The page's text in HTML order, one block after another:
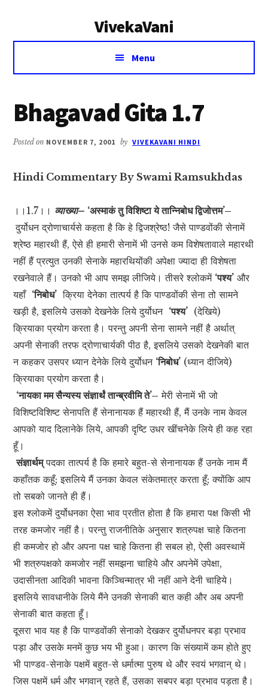
VivekaVani
Voice
Vivekananda
Menu
Bhagavad Gita 1.7
Posted on NOVEMBER 7, 2001 by VIVEKAVANI HINDI
Hindi Commentary By Swami Ramsukhdas
।।1.7।। व्याख्या– ‘अस्माकं तु विशिष्टा ये तान्निबोध द्विजोत्तम’–
दुर्योधन द्रोणाचार्यसे कहता है कि हे द्विजश्रेष्ठ! जैसे पाण्डवोंकी सेनामें
श्रेष्ठ महारथी हैं, ऐसे ही हमारी सेनामें भी उनसे कम विशेषतावाले महारथी
नहीं हैं प्रत्युत उनकी सेनाके महारथियोंकी अपेक्षा ज्यादा ही विशेषता
रखनेवाले हैं। उनको भी आप समझ लीजिये। तीसरे श्लोकमें ‘पश्य’ और
यहाँ ‘निबोध’ क्रिया देनेका तात्पर्य है कि पाण्डवोंकी सेना तो सामने
खड़ी है, इसलिये उसको देखनेके लिये दुर्योधन ‘पश्य’ (देखिये)
क्रियाका प्रयोग करता है। परन्तु अपनी सेना सामने नहीं है अर्थात्
अपनी सेनाकी तरफ द्रोणाचार्यकी पीठ है, इसलिये उसको देखनेकी बात
न कहकर उसपर ध्यान देनेके लिये दुर्योधन ‘निबोध’ (ध्यान दीजिये)
क्रियाका प्रयोग करता है।
‘नायका मम सैन्यस्य संज्ञार्थं तान्ब्रवीमि ते’– मेरी सेनामें भी जो
विशिष्टविशिष्ट सेनापति हैं सेनानायक हैं महारथी हैं, मैं उनके नाम केवल
आपको याद दिलानेके लिये, आपकी दृष्टि उधर खींचनेके लिये ही कह रहा
हूँ।
संज्ञार्थम्पदका तात्पर्य है कि हमारे बहुत-से सेनानायक हैं उनके नाम मैं
कहाँतक कहूँ; इसलिये मैं उनका केवल संकेतमात्र करता हूँ; क्योंकि आप
तो सबको जानते ही हैं।
इस श्लोकमें दुर्योधनका ऐसा भाव प्रतीत होता है कि हमारा पक्ष किसी भी
तरह कमजोर नहीं है। परन्तु राजनीतिके अनुसार शत्रुपक्ष चाहे कितना
ही कमजोर हो और अपना पक्ष चाहे कितना ही सबल हो, ऐसी अवस्थामें
भी शत्रुपक्षको कमजोर नहीं समझना चाहिये और अपनेमें उपेक्षा,
उदासीनता आदिकी भावना किञ्चिन्मात्र भी नहीं आने देनी चाहिये।
इसलिये सावधानीके लिये मैंने उनकी सेनाकी बात कही और अब अपनी
सेनाकी बात कहता हूँ।
दूसरा भाव यह है कि पाण्डवोंकी सेनाको देखकर दुर्योधनपर बड़ा प्रभाव
पड़ा और उसके मनमें कुछ भय भी हुआ। कारण कि संख्यामें कम होते हुए
भी पाण्डव-सेनाके पक्षमें बहुत-से धर्मात्मा पुरुष थे और स्वयं भगवान् थे।
जिस पक्षमें धर्म और भगवान् रहते हैं, उसका सबपर बड़ा प्रभाव पड़ता है।